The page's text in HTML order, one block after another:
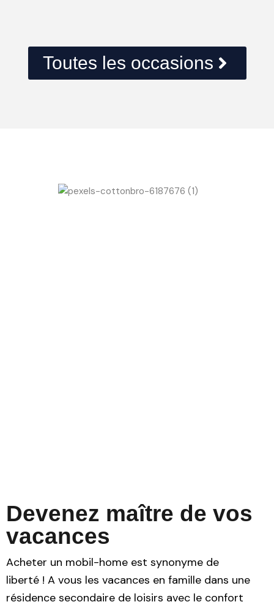
Toutes les occasions
Devenez maître de vos
vacances
Acheter un mobil-home est synonyme de
liberté ! A vous les vacances en famille dans une
résidence secondaire de loisirs avec le confort